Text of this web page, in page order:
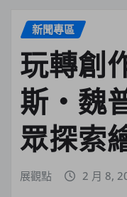
新聞專區
玩轉創
斯・魏
眾探索
展觀點 2 月 8,